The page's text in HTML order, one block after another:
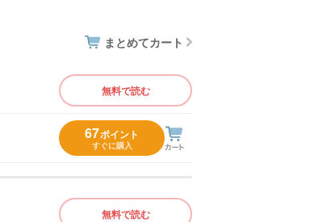
まとめてカート
無料で読む
67ポイント
すぐに購入
無料で読む